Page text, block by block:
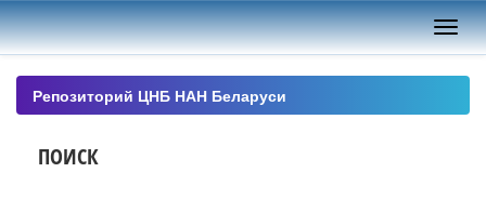
Skip
navigation
Репозиторий ЦНБ НАН Беларуси
ПОИСК